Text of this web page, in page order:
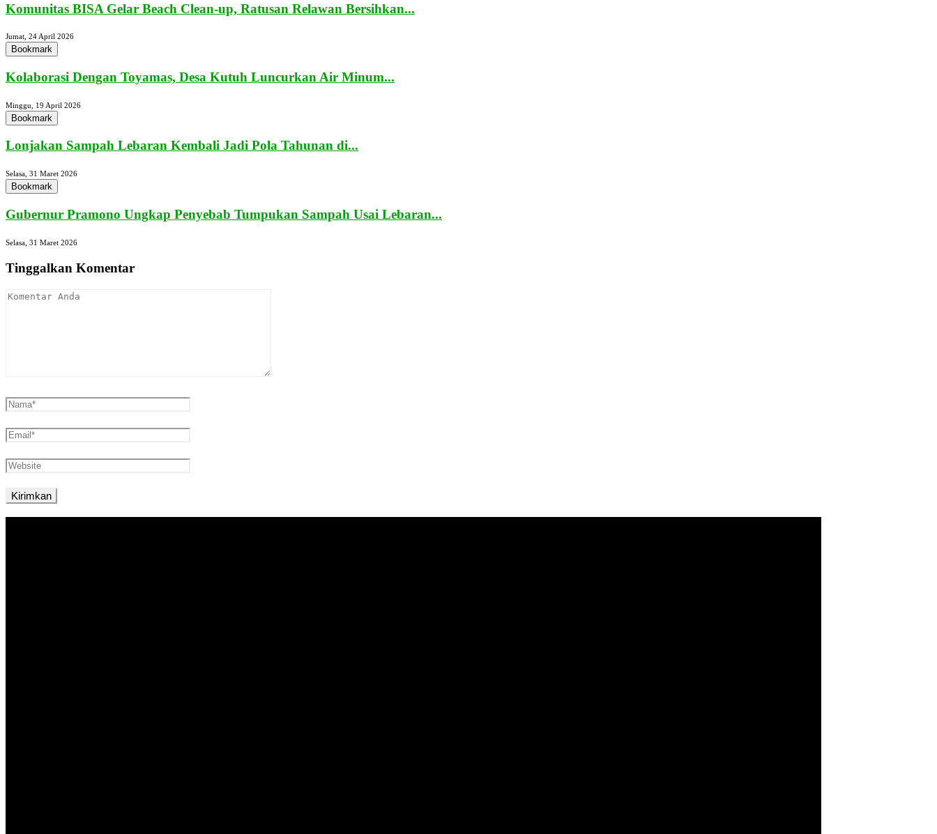
Komunitas BISA Gelar Beach Clean-up, Ratusan Relawan Bersihkan...
Jumat, 24 April 2026
Bookmark
Kolaborasi Dengan Toyamas, Desa Kutuh Luncurkan Air Minum...
Minggu, 19 April 2026
Bookmark
Lonjakan Sampah Lebaran Kembali Jadi Pola Tahunan di...
Selasa, 31 Maret 2026
Bookmark
Gubernur Pramono Ungkap Penyebab Tumpukan Sampah Usai Lebaran...
Selasa, 31 Maret 2026
Tinggalkan Komentar